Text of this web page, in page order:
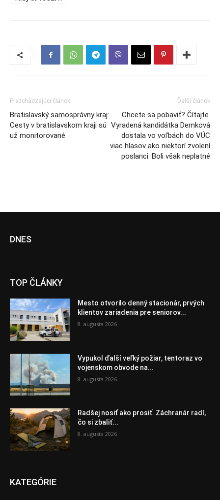
Predchádzajúci článok
Bratislavský samosprávny kraj:
Cesty v bratislavskom kraji sú
už monitorované
Ďalší článok
Chcete sa pobaviť? Čítajte.
Vyradená kandidátka Demková
dostala vo voľbách do VÚC
viac hlasov ako niektorí zvolení
poslanci. Boli však neplatné
DNES
TOP ČLÁNKY
Mesto otvorilo denný stacionár, prvých
klientov zariadenia pre seniorov...
8. augusta 2026
Vypukol ďalší veľký požiar, tentoraz vo
vojenskom obvode na...
8. augusta 2026
Radšej nosiť ako prosiť. Záchranár radí,
čo si zbaliť...
8. augusta 2026
KATEGÓRIE